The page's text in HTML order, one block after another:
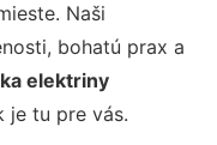
Naši
bohatú prax a
elektriny
je tu pre vás.